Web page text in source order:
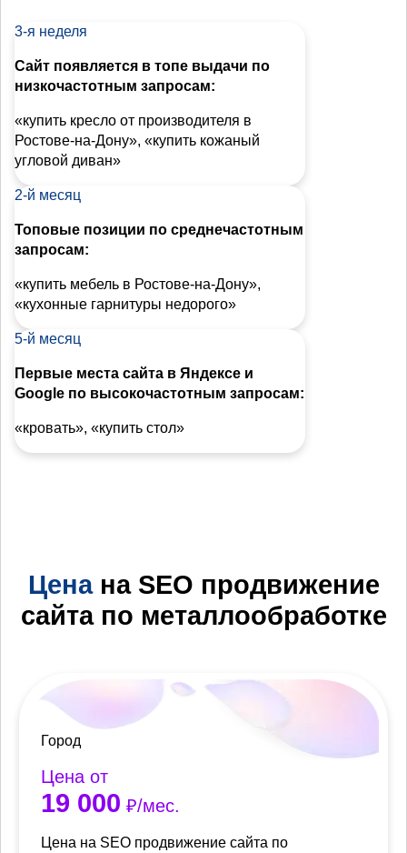
3-я неделя
Сайт появляется в топе выдачи по
низкочастотным запросам:
«купить кресло от производителя в
Ростове-на-Дону», «купить кожаный
угловой диван»
2-й месяц
Топовые позиции по среднечастотным
запросам:
«купить мебель в Ростове-на-Дону»,
«кухонные гарнитуры недорого»
5-й месяц
Первые места сайта в Яндексе и
Google по высокочастотным запросам:
«кровать», «купить стол»
Ценана SEO продвижение
сайта по металлообработке
Город
Цена от
19 000 ₽/мес.
Цена на SEO продвижение сайта по